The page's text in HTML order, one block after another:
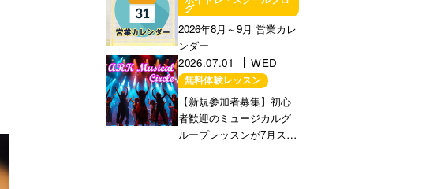
グ
営業に関するお知らせ
2026年8月～9月 営業カレ
ンダー
2026.07.01
WED
無料体験レッスン
【新規参加者募集】初心
者歓迎のミュージカルグ
ループレッスンが7月スタ